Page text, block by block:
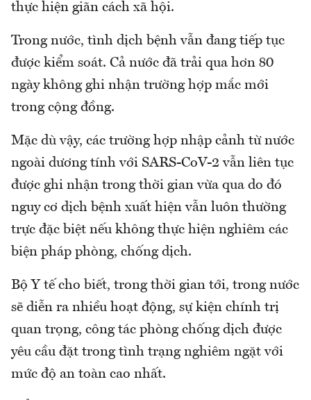
thực hiện giãn cách xã hội.
Trong nước, tình dịch bệnh vẫn đang tiếp tục
được kiểm soát. Cả nước đã trải qua hơn 80
ngày không ghi nhận trường hợp mắc mới
trong cộng đồng.
Mặc dù vậy, các trường hợp nhập cảnh từ nước
ngoài dương tính với SARS-CoV-2 vẫn liên tục
được ghi nhận trong thời gian vừa qua do đó
nguy cơ dịch bệnh xuất hiện vẫn luôn thường
trực đặc biệt nếu không thực hiện nghiêm các
biện pháp phòng, chống dịch.
Bộ Y tế cho biết, trong thời gian tới, trong nước
sẽ diễn ra nhiều hoạt động, sự kiện chính trị
quan trọng, công tác phòng chống dịch được
yêu cầu đặt trong tình trạng nghiêm ngặt với
mức độ an toàn cao nhất.